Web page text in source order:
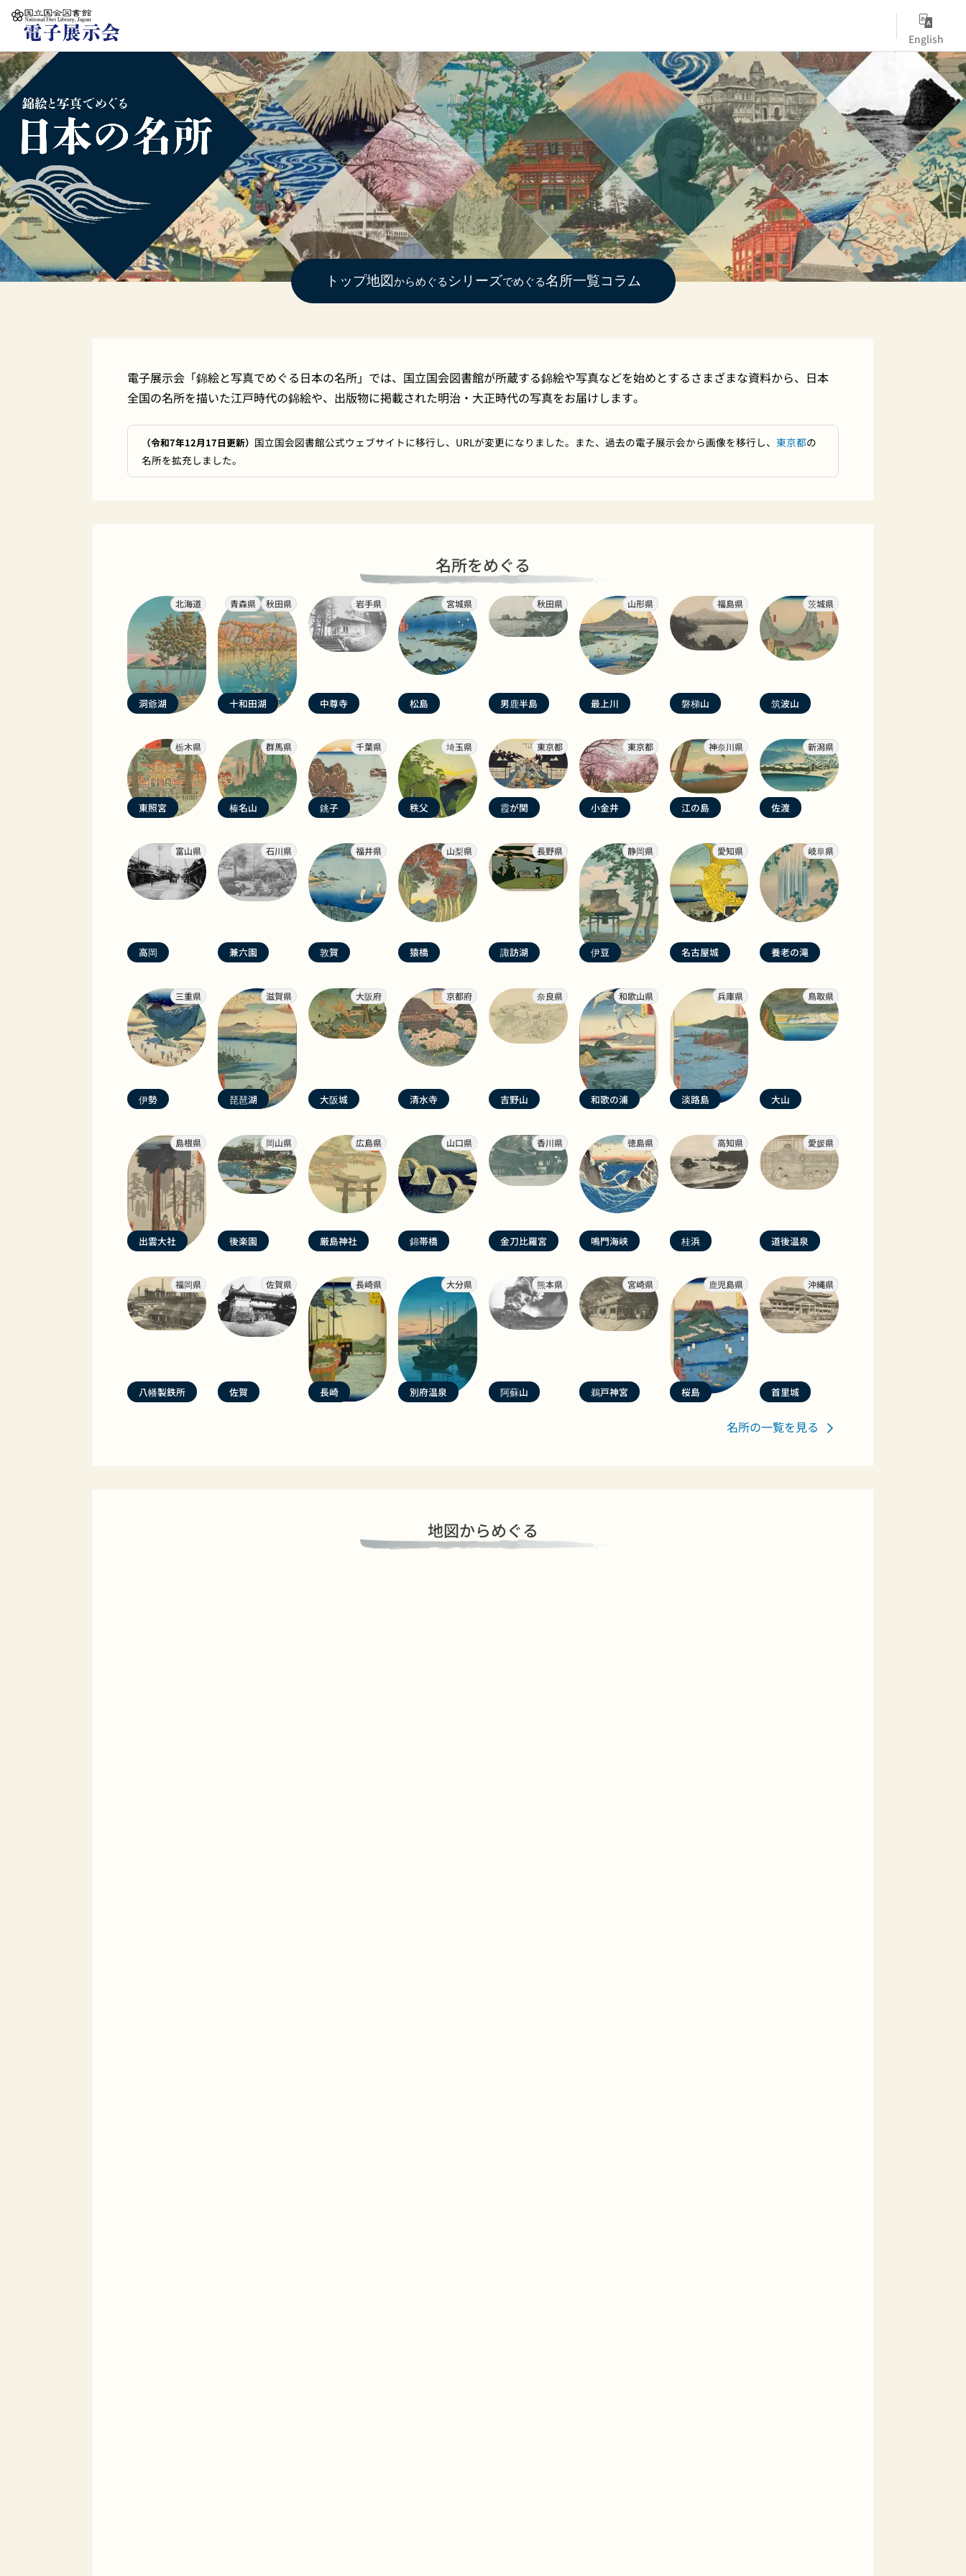
本文へ移動
English
トップ地図からめぐる シリーズでめぐる名所一覧コラム
電子展示会「錦絵と写真でめぐる日本の名所」では、国立国会図書館が所蔵する錦絵や写真などを始めとするさまざまな資料から、日本
全国の名所を描いた江戸時代の錦絵や、出版物に掲載された明治・大正時代の写真をお届けします。
（令和7年12月17日更新） 国立国会図書館公式ウェブサイトに移行し、URLが変更になりました。また、過去の電子展示会から画像を移行し、 東京都の
名所を拡充しました。
名所をめぐる
北海道
洞爺湖
青森県 秋田県
十和田湖
岩手県
中尊寺
宮城県
松島
秋田県
男鹿半島
山形県
最上川
福島県
磐梯山
茨城県
筑波山
栃木県
東照宮
群馬県
榛名山
千葉県
銚子
埼玉県
秩父
東京都
霞が関
東京都
小金井
神奈川県
江の島
新潟県
佐渡
富山県
高岡
石川県
兼六園
福井県
敦賀
山梨県
猿橋
長野県
諏訪湖
静岡県
伊豆
愛知県
名古屋城
岐阜県
養老の滝
三重県
伊勢
滋賀県
琵琶湖
大阪府
大阪城
京都府
清水寺
奈良県
吉野山
和歌山県
和歌の浦
兵庫県
淡路島
鳥取県
大山
島根県
出雲大社
岡山県
後楽園
広島県
厳島神社
山口県
錦帯橋
香川県
金刀比羅宮
徳島県
鳴門海峡
高知県
桂浜
愛媛県
道後温泉
福岡県
八幡製鉄所
佐賀県
佐賀
長崎県
長崎
大分県
別府温泉
熊本県
阿蘇山
宮崎県
鵜戸神宮
鹿児島県
桜島
沖縄県
首里城
名所の一覧を見る
地図からめぐる